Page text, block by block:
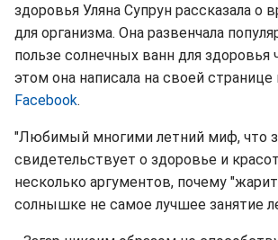
здоровья Уляна Супрун рассказала о
для организма. Она развенчала
пользе солнечных ванн для здоровья
этом она написала на своей
Facebook.
"Любимый многими летний миф, что
свидетельствует о здоровье и
несколько аргументов, почему
солнышке не самое лучшее занятие